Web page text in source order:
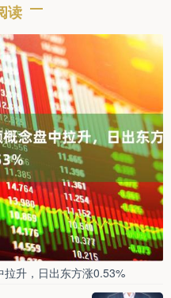
读
升，日出东方涨0.53%